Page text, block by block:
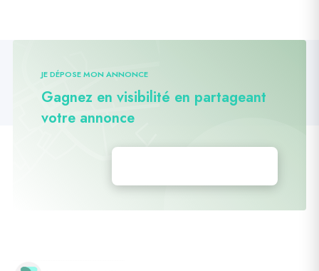
JE DÉPOSE MON ANNONCE
Gagnez en visibilité en partageant
votre annonce